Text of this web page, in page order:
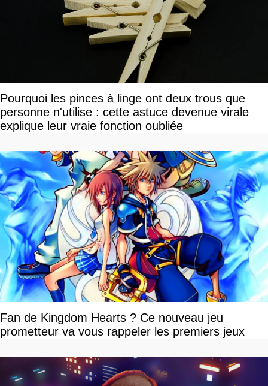
Pourquoi les pinces à linge ont deux trous que
personne n'utilise : cette astuce devenue virale
explique leur vraie fonction oubliée
Fan de Kingdom Hearts ? Ce nouveau jeu
prometteur va vous rappeler les premiers jeux